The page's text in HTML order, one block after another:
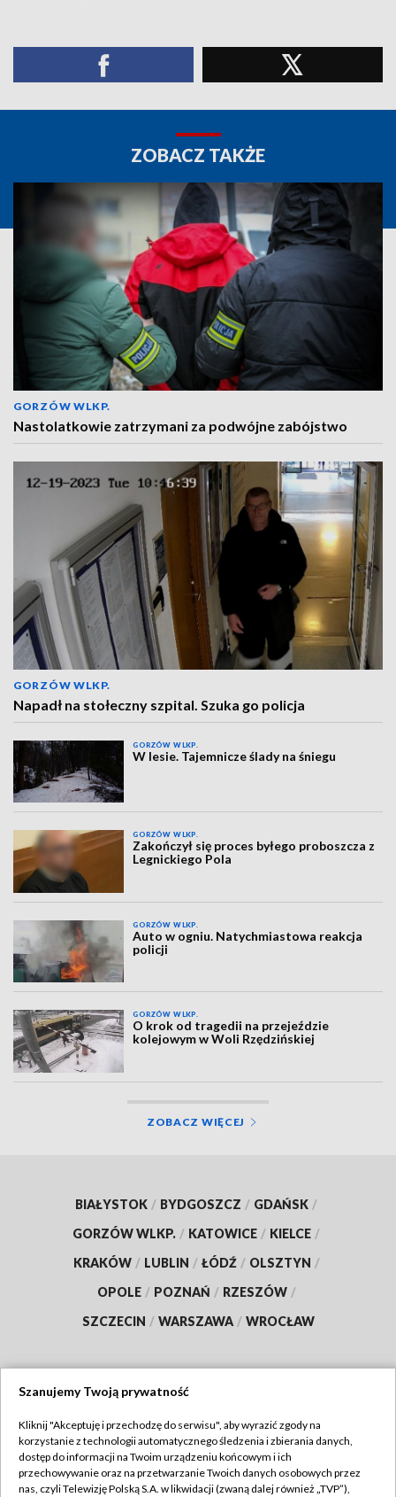
ZOBACZ TAKŻE
GORZÓW WLKP.
Nastolatkowie zatrzymani za podwójne zabójstwo
GORZÓW WLKP.
Napadł na stołeczny szpital. Szuka go policja
GORZÓW WLKP.
W lesie. Tajemnicze ślady na śniegu
GORZÓW WLKP.
Zakończył się proces byłego proboszcza z
Legnickiego Pola
GORZÓW WLKP.
Auto w ogniu. Natychmiastowa reakcja
policji
GORZÓW WLKP.
O krok od tragedii na przejeździe
kolejowym w Woli Rzędzińskiej
ZOBACZ WIĘCEJ
BIAŁYSTOK / BYDGOSZCZ / GDAŃSK /
GORZÓW WLKP. / KATOWICE / KIELCE /
KRAKÓW / LUBLIN / ŁÓDŹ / OLSZTYN /
OPOLE / POZNAŃ / RZESZÓW /
SZCZECIN / WARSZAWA / WROCŁAW
TVP
Abonament TVP
Regulamin TVP
Szanujemy Twoją prywatność
Kliknij "Akceptuję i przechodzę do serwisu", aby wyrazić zgody na
korzystanie z technologii automatycznego śledzenia i zbierania danych,
dostęp do informacji na Twoim urządzeniu końcowym i ich
przechowywanie oraz na przetwarzanie Twoich danych osobowych przez
nas, czyli Telewizję Polską S.A. w likwidacji (zwaną dalej również „TVP”),